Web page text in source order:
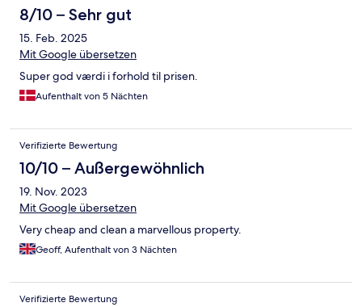
8/10 – Sehr gut
15. Feb. 2025
Mit Google übersetzen
Super god værdi i forhold til prisen.
Aufenthalt von 5 Nächten
Verifizierte Bewertung
10/10 – Außergewöhnlich
19. Nov. 2023
Mit Google übersetzen
Very cheap and clean a marvellous property.
Geoff, Aufenthalt von 3 Nächten
Verifizierte Bewertung